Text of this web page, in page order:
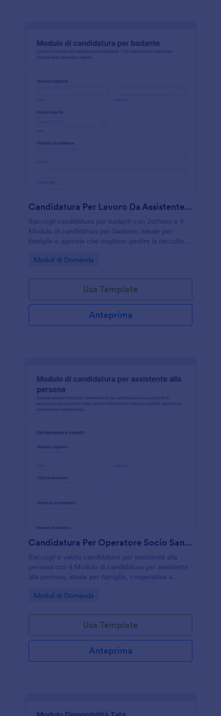
Candidatura Per Lavoro Da Assistente Familiare
Raccogli candidature per badanti con Jotform e il
Modulo di candidatura per badante, ideale per
famiglie e agenzie che vogliono gestire la raccolta
Go to Category:
Moduli di Domanda
Usa Template
Anteprima
Candidatura Per Operatore Socio Sanitario Form
Raccogli e valuta candidature per assistente alla
persona con il Modulo di candidatura per assistente
alla persona, ideale per famiglie, cooperative e
invii del modulo in modo chiaro e confrontabile.
Go to Category:
Moduli di Domanda
Usa Template
Anteprima